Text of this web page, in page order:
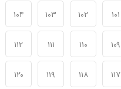
۱۰۱ ۱۰۲ ۱۰۳ ۱۰۴
۱۰۹ ۱۱۰ ۱۱۱ ۱۱۲
۱۱۷ ۱۱۸ ۱۱۹ ۱۲۰